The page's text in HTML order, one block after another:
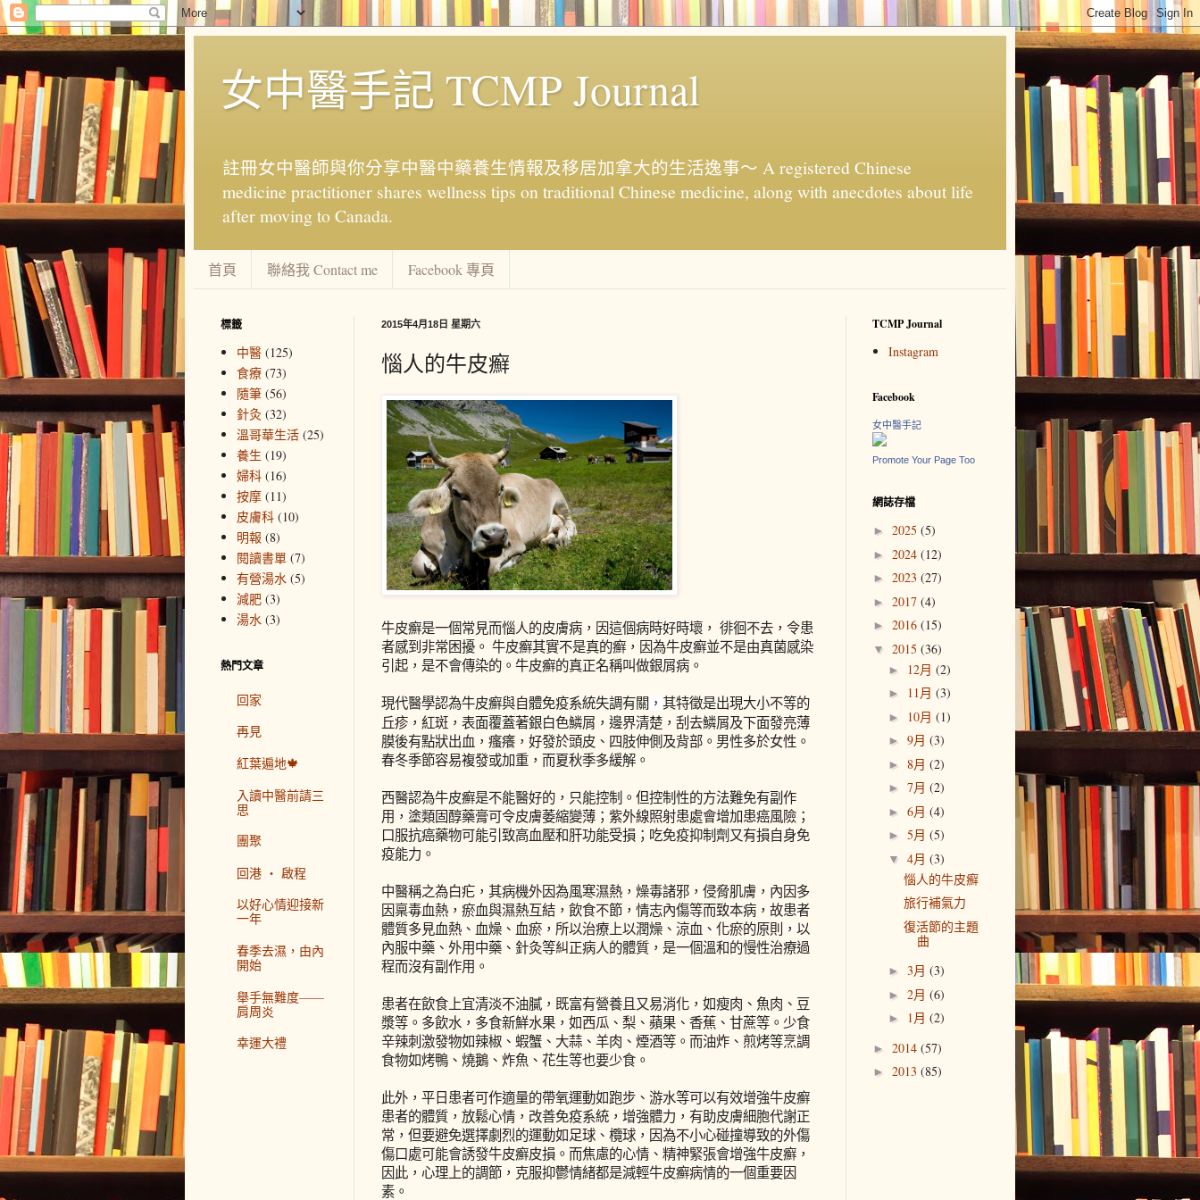
女中醫手記 TCMP Journal
註冊女中醫師與你分享中醫中藥養生情報及移居加拿大的生活逸事～ A registered Chinese
medicine practitioner shares wellness tips on traditional Chinese medicine, along with anecdotes about life
after moving to Canada.
首頁 聯絡我 Contact me Facebook 專頁
2015年4月18日 星期六
惱人的牛皮癬
牛皮癬是一個常見而惱人的皮膚病，因這個病時好時壞， 徘徊不去，令患
者感到非常困擾。 牛皮癬其實不是真的癬，因為牛皮癬並不是由真菌感染
引起，是不會傳染的。牛皮癬的真正名稱叫做銀屑病。
現代醫學認為牛皮癬與自體免疫系統失調有關 ， 其特徵是出現大小不等的
丘疹，紅斑，表面覆蓋著銀白色鱗屑，邊界清楚，刮去鱗屑及下面發亮薄
膜後有點狀出血，瘙癢，好發於頭皮、四肢伸側及背部。男性多於女性。
春冬季節容易複發或加重，而夏秋季多緩解。
西醫認為牛皮癬是不能醫好的，只能控制。但控制性的方法難免有副作
用，塗類固醇藥膏可令皮膚萎縮變薄；紫外線照射患處會增加患癌風險；
口服抗癌藥物可能引致高血壓和肝功能受損；吃免疫抑制劑又有損自身免
疫能力。
中醫稱之為白疕，其病機外因為風寒濕熱，燥毒諸邪，侵脅肌膚，內因多
因稟毒血熱，瘀血與濕熱互結，飲食不節，情志內傷等而致本病，故患者
體質多見血熱、血燥、血瘀，所以治療上以潤燥、涼血、化瘀的原則，以
內服中藥、外用中藥、針灸等糾正病人的體質，是一個溫和的慢性治療過
程而沒有副作用。
患者在飲食上宜清淡不油膩，既富有營養且又易消化，如瘦肉、魚肉、豆
漿等。多飲水，多食新鮮水果，如西瓜、梨、蘋果、香蕉、甘蔗等。少食
辛辣刺激發物如辣椒、蝦蟹、大蒜、羊肉、煙酒等。而油炸、煎烤等烹調
食物如烤鴨、燒鵝、炸魚、花生等也要少食。
此外，平日患者可作適量的帶氧運動如跑步、游水等可以有效增強牛皮癬
患者的體質，放鬆心情，改善免疫系統，增強體力，有助皮膚細胞代謝正
常，但要避免選擇劇烈的運動如足球、欖球，因為不小心碰撞導致的外傷
傷口處可能會誘發牛皮癬皮損。而焦慮的心情、精神緊張會增強牛皮癬，
因此，心理上的調節，克服抑鬱情緒都是減輕牛皮癬病情的一個重要因
素。
標籤
中醫 (125)
食療 (73)
隨筆 (56)
針灸 (32)
溫哥華生活 (25)
養生 (19)
婦科 (16)
按摩 (11)
皮膚科 (10)
明報 (8)
閱讀書單 (7)
有營湯水 (5)
減肥 (3)
湯水 (3)
熱門文章
回家
再見
紅葉遍地🍁
入讀中醫前請三
思
團聚
回港 ‧ 啟程
以好心情迎接新
一年
春季去濕，由內
開始
舉手無難度——
肩周炎
幸運大禮
TCMP Journal
Instagram
Facebook
女中醫手記
Promote Your Page Too
網誌存檔
► 2025 (5)
► 2024 (12)
► 2023 (27)
► 2017 (4)
► 2016 (15)
▼ 2015 (36)
► 12月 (2)
► 11月 (3)
► 10月 (1)
► 9月 (3)
► 8月 (2)
► 7月 (2)
► 6月 (4)
► 5月 (5)
▼ 4月 (3)
惱人的牛皮癬
旅行補氣力
復活節的主題
曲
► 3月 (3)
► 2月 (6)
► 1月 (2)
► 2014 (57)
► 2013 (85)